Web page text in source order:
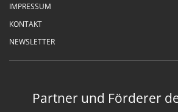
IMPRESSUM
KONTAKT
NEWSLETTER
Partner und Förderer